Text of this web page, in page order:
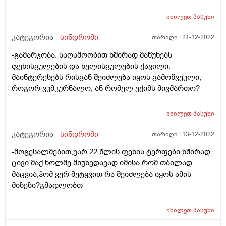
პრობლემები აქვს, მგონი მადეფორმირებელი
ტკივილები ჰქონდეს ან მოძრაობაში ხელს უშლიდეს.
თბილისში გადავიდა, მაგრამ ერთი რამ ემართება;
როცა თბილისშია, კერძოდ, დიდ დიღომში, წნევები
საერთოდ არ აქვს, არც იზომავს, გული სრულ
წესრიგში აქვს, თავს არ ახსენებს, ყოველ შემთხვევაში,
გორში ჩამოდის, თავის ძველ სახლში, სადაც 30 წელზე
მანამდე არ ჰქონია წნევები, სულ ორი დღით რომ
ჩამოვიდეს გორში, ამ სახლში წნევა ხშირად აუწევს
ხოლმე და გული ცუდად უხდება. ჯერ ის ვერ
დაუდგინეს საერთოდ, წნევები რატომ აქვს, ამის
უშუალო მიზეზი ვერც ერთმა ექიმმა ვერ უთხრა და
მერე თვითონ ვერ ხვდება, მაინცდამაინც გორში,
უწევს წნევა და გული ცუდად რატომ უხდება.
იხილეთპასუხი
კატეგორია - სინდრომი თარიღი :21-12-2022
-გამარჯობა. საღამოობით ხშირად მაწუხებს
ფეხისგულების და ხელისგულების ქავილი.
მაინტერესებს რისგან შეიძლება იყოს გამოწვეული,
როგორ ვუმკურნალო, ან რომელ ექიმს მივმართო?
იხილეთპასუხი
კატეგორია - სინდრომი თარიღი : 13-12-2022
-მოგესალმებით,ვარ 22 წლის ფეხის ტერფები ხშირად
ცივი მაქ ხოლმე მიუხედავად იმისა რომ თბილად
მაცვია,ჰომ ვერ მეტყვით რა შეიძლება იყოს ამის
მიზეზი?გმადლობთ
იხილეთპასუხი